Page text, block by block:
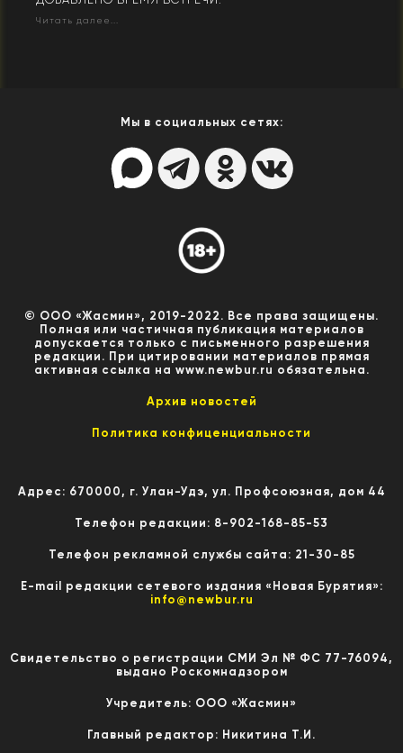
Читать далее...
Мы в социальных сетях:
© ООО «Жасмин», 2019-2022. Все права защищены.
Полная или частичная публикация материалов
допускается только с письменного разрешения
редакции. При цитировании материалов прямая
активная ссылка на www.newbur.ru обязательна.
Архив новостей
Политика конфиценциальности
Адрес: 670000, г. Улан-Удэ, ул. Профсоюзная, дом 44
Телефон редакции: 8-902-168-85-53
Телефон рекламной службы сайта: 21-30-85
E-mail редакции сетевого издания «Новая Бурятия»:
info@newbur.ru
Свидетельство о регистрации СМИ Эл № ФС 77-76094,
выдано Роскомнадзором
Учредитель: ООО «Жасмин»
Главный редактор: Никитина Т.И.